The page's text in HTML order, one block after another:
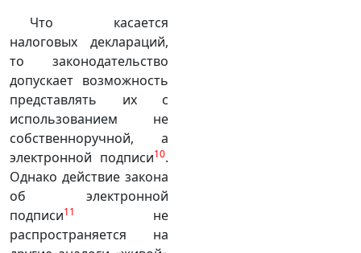
Что касается
налоговых деклараций,
то законодательство
допускает возможность
представлять их с
использованием не
собственноручной, а
электронной подписи10.
Однако действие закона
об электронной
подписи11
не
распространяется на